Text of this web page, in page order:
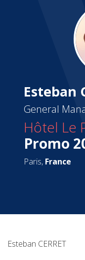
Esteban
General
Hôtel Le
Promo
Paris, France
Esteban CERRET